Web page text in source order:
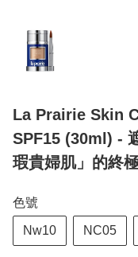
La Prairie Skin
SPF15 (30ml) -
瑕貴婦肌」的終
色號
Nw10 NC05